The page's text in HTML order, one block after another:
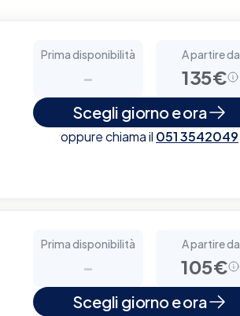
Prima disponibilità
-
A partire da
135€
Scegli giorno e ora
oppure chiama il 051 3542049
Prima disponibilità
-
A partire da
105€
Scegli giorno e ora